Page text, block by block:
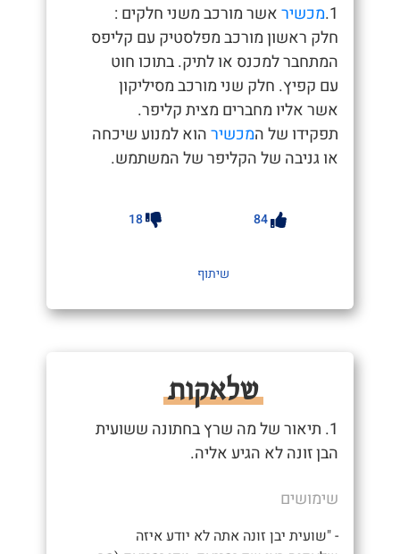
1. מכשיראשר מורכב משני חלקים :
חלק ראשון מורכב מפלסטיק עם קליפס
המתחבר למכנס או לתיק. בתוכו חוט
עם קפיץ. חלק שני מורכב מסיליקון
אשר אליו מחברים מצית קליפר.
תפקידו של המכשירהוא למנוע שיכחה
או גניבה של הקליפר של המשתמש.
84
18
שיתוף
שלאקות
1. תיאור של מה שרץ בחתונה ששועית
הבן זונה לא הגיע אליה.
שימושים
- "שועית יבן זונה אתה לא יודע איזה